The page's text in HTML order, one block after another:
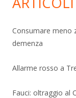
Consumare meno
demenza
Allarme rosso a
Fauci: oltraggio al